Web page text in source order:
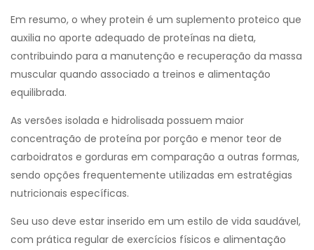
Em resumo, o whey protein é um suplemento proteico que
auxilia no aporte adequado de proteínas na dieta,
contribuindo para a manutenção e recuperação da massa
muscular quando associado a treinos e alimentação
equilibrada.
As versões isolada e hidrolisada possuem maior
concentração de proteína por porção e menor teor de
carboidratos e gorduras em comparação a outras formas,
sendo opções frequentemente utilizadas em estratégias
nutricionais específicas.
Seu uso deve estar inserido em um estilo de vida saudável,
com prática regular de exercícios físicos e alimentação